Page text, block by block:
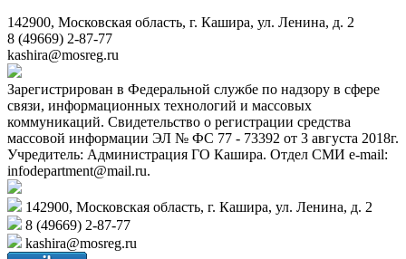
142900, Московская область, г. Кашира, ул. Ленина, д. 2
8 (49669) 2-87-77
kashira@mosreg.ru
Зарегистрирован в Федеральной службе по надзору в сфере
связи, информационных технологий и массовых
коммуникаций. Свидетельство о регистрации средства
массовой информации ЭЛ № ФС 77 - 73392 от 3 августа 2018г.
Учредитель: Администрация ГО Кашира. Отдел СМИ e-mail:
infodepartment@mail.ru.
142900, Московская область, г. Кашира, ул. Ленина, д. 2
8 (49669) 2-87-77
kashira@mosreg.ru